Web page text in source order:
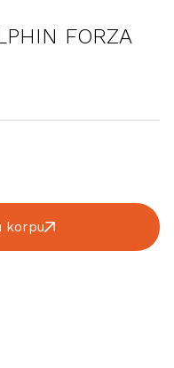
FORZA
korpu